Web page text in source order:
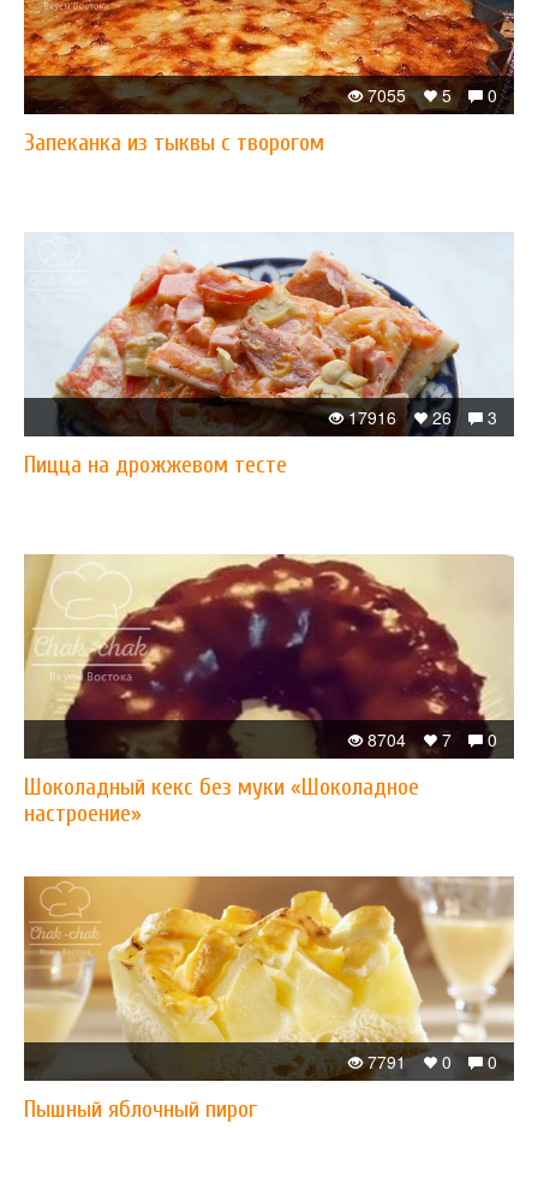
0
5
7055
Запеканка из тыквы с творогом
3
26
17916
Пицца на дрожжевом тесте
0
7
8704
Шоколадный кекс без муки «Шоколадное
настроение»
0
0
7791
Пышный яблочный пирог